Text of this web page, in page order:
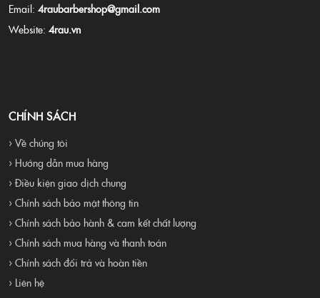
Email: 4raubarbershop@gmail.com
Website: 4rau.vn
CHÍNH SÁCH
› Về chúng tôi
› Hướng dẫn mua hàng
› Điều kiện giao dịch chung
› Chính sách bảo mật thông tin
› Chính sách bảo hành & cam kết chất lượng
› Chính sách mua hàng và thanh toán
› Chính sách đổi trả và hoàn tiền
› Liên hệ